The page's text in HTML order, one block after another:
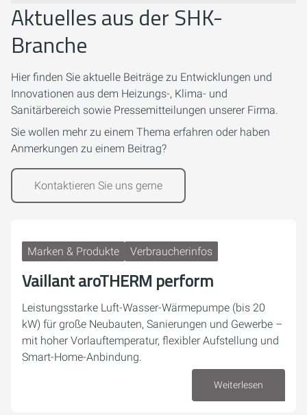
Aktuelles aus der SHK-
Branche
Hier finden Sie aktuelle Beiträge zu Entwicklungen und
Innovationen aus dem Heizungs-, Klima- und
Sanitärbereich sowie Pressemitteilungen unserer Firma.
Sie wollen mehr zu einem Thema erfahren oder haben
Anmerkungen zu einem Beitrag?
Kontaktieren Sie uns gerne
Marken & Produkte Verbraucherinfos
Vaillant aroTHERM perform
Leistungsstarke Luft-Wasser-Wärmepumpe (bis 20
kW) für große Neubauten, Sanierungen und Gewerbe –
mit hoher Vorlauftemperatur, flexibler Aufstellung und
Smart-Home-Anbindung.
Weiterlesen